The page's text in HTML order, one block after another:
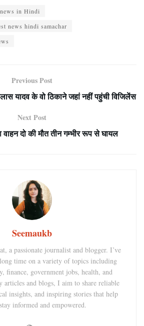
in Hindi
news hindi samachar
Previous Post
यादव के वो ठिकाने जहां नहीं पहुंची विजिलेंस
Next Post
वाहन दो की मौत तीन गम्भीर रूप से घायल
Seemaukb
a passionate journalist and blogger. I’ve
time on a variety of topics including
finance, government jobs, health, and
articles and blogs, I aim to share reliable
insights, and inspiring stories that help
informed and empowered.